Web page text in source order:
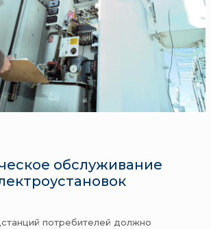
обслуживание
потребителей должно